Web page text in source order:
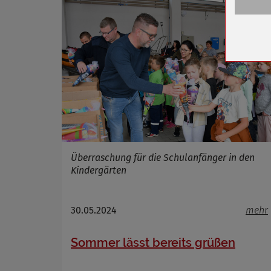
Überraschung für die Schulanfänger in den
Kindergärten
30.05.2024 mehr
Sommer lässt bereits grüßen
Name
Anbieter
Cookie